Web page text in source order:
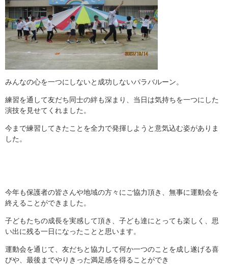
みんなの心を一つにしないと成功しないパラバルーン。
練習を通して友だち同士の絆も深まり、当日は気持ちを一つにした
演技を見せてくれました。
今まで練習してきたことを全力で発揮しようと意気込む姿がありま
した。
今年も保護者の皆さんや地域の方々にご協力頂き、無事に運動会を
終えることができました。
子どもたちの成長を実感して頂き、子ども達にとっても楽しく、思
い出に残る一日になったことと思います。
運動会を通じて、友だちと協力して何か一つのことを成し遂げる喜
びや、最後までやりきった満足感を得ることができ